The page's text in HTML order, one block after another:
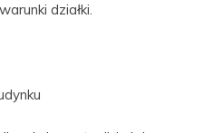
działki.